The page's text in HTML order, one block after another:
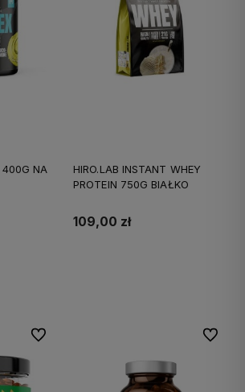
400G NA
HIRO.LAB INSTANT WHEY
PROTEIN 750G BIAŁKO
109,00 zł
Do ulubionych Do